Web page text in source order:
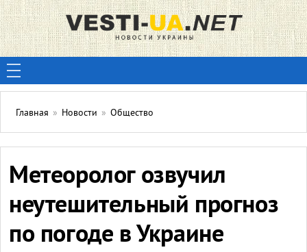
Главная » Новости » Общество
Метеоролог озвучил
неутешительный прогноз
по погоде в Украине